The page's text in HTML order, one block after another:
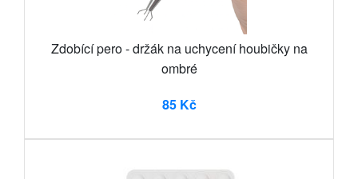
Zdobící pero - držák na uchycení houbičky na
ombré
85 Kč